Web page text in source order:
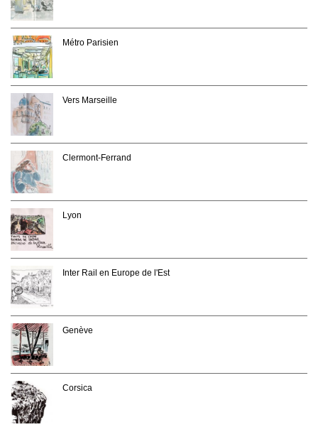
Métro Parisien
Vers Marseille
Clermont-Ferrand
Lyon
Inter Rail en Europe de l'Est
Genève
Corsica